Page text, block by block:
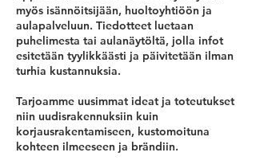
myös isännöitsijään, huoltoyhtiöön ja
aulapalveluun. Tiedotteet luetaan
puhelimesta tai aulanäytöltä, jolla infot
esitetään tyylikkäästi ja päivitetään ilman
turhia kustannuksia.
Tarjoamme uusimmat ideat ja toteutukset
niin uudisrakennuksiin kuin
korjausrakentamiseen, kustomoituna
kohteen ilmeeseen ja brändiin.